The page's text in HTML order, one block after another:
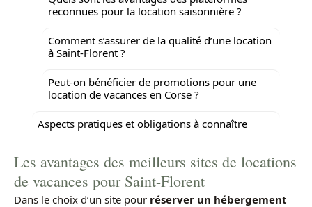
reconnues pour la location saisonnière ?
Comment s’assurer de la qualité d’une location
à Saint-Florent ?
Peut-on bénéficier de promotions pour une
location de vacances en Corse ?
Aspects pratiques et obligations à connaître
Les avantages des meilleurs sites de locations
de vacances pour Saint-Florent
Dans le choix d’un site pour réserver un hébergement